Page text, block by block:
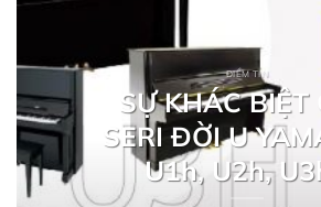
ĐIỂM TIN
SỰ KHÁC BIỆT
SERI ĐỜI U
U1h, U2h,